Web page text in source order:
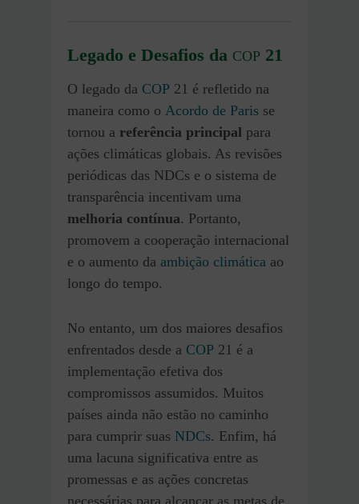
Legado e Desafios da COP 21
O legado da COP 21 é refletido na
maneira como o Acordo de Paris se
tornou a referência principal para
ações climáticas globais. As revisões
periódicas das NDCs e o sistema de
transparência incentivam uma
melhoria contínua. Portanto,
promovem a cooperação internacional
e o aumento da ambição climática ao
longo do tempo.
No entanto, um dos maiores desafios
enfrentados desde a COP 21 é a
implementação efetiva dos
compromissos assumidos. Muitos
países ainda não estão no caminho
para cumprir suas NDCs. Enfim, há
uma lacuna significativa entre as
promessas e as ações concretas
necessárias para alcançar as metas de